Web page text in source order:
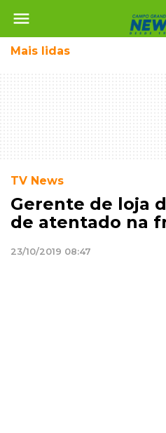
menu
Mais lidas
TV News
Gerente de loja
de atentado na
23/10/2019 08:47